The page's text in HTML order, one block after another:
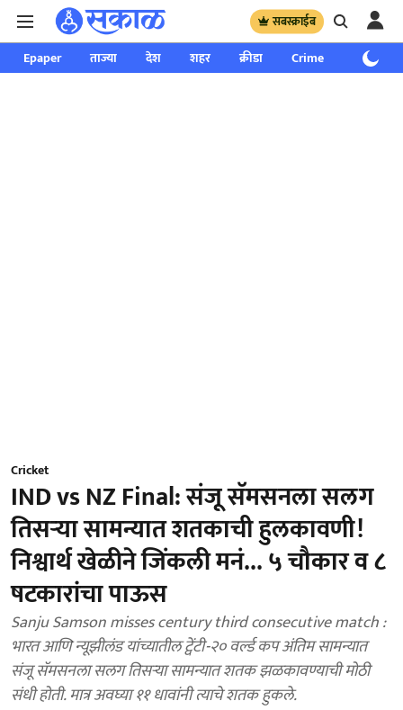
सबस्क्राईब
Epaper ताज्या देश शहर क्रीडा Crime साप्ताहिक
Cricket
IND vs NZ Final: संजू सॅमसनला सलग
तिसऱ्या सामन्यात शतकाची हुलकावणी!
निश्वार्थ खेळीने जिंकली मनं... ५ चौकार व ८
षटकारांचा पाऊस
Sanju Samson misses century third consecutive match :
भारत आणि न्यूझीलंड यांच्यातील ट्वेंटी-२० वर्ल्ड कप अंतिम सामन्यात
संजू सॅमसनला सलग तिसऱ्या सामन्यात शतक झळकावण्याची मोठी
संधी होती. मात्र अवघ्या ११ धावांनी त्याचे शतक हुकले.